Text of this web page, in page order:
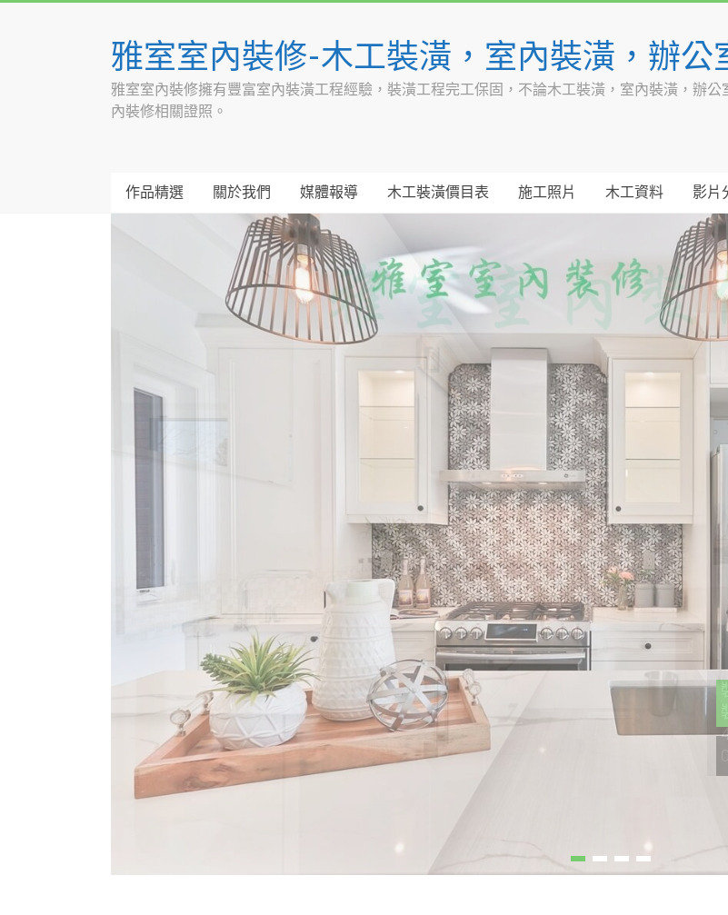
雅室室內裝修-木工裝潢，室內裝潢，辦公
雅室室內裝修擁有豐富室內裝潢工程經驗，裝潢工程完工保固，不論木工裝潢，室內裝潢，辦
內裝修相關證照。
作品精選 關於我們 媒體報導 木工裝潢價目表 施工照片 木工資料 影片